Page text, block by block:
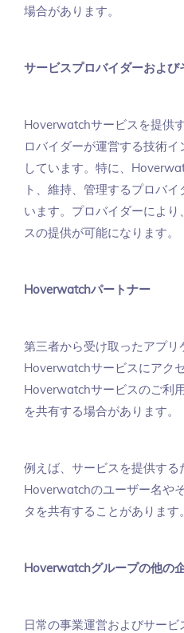
場合があります。
サービスプロバイダーおよび
Hoverwatchサービスを提供
ロバイダーが運営する技術
しています。特に、
ト、維持、管理するプロバ
います。プロバイダーによ
スの提供が可能になります。
Hoverwatchパートナー
第三者から受け取ったアプリ
Hoverwatchサービスにアク
Hoverwatchサービスのご利
を共有する場合があります。
例えば、サービスを提供する
Hoverwatchのユーザー名や
タを共有することがあります
Hoverwatchグループの他の
日常の事業運営およびサービ